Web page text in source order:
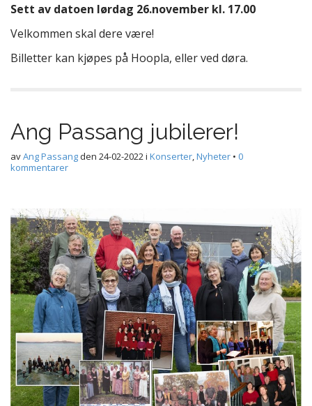
Sett av datoen lørdag 26.november kl. 17.00
Velkommen skal dere være!
Billetter kan kjøpes på Hoopla, eller ved døra.
Ang Passang jubilerer!
avAng Passangden 24-02-2022i Konserter,Nyheter • 0
kommentarer